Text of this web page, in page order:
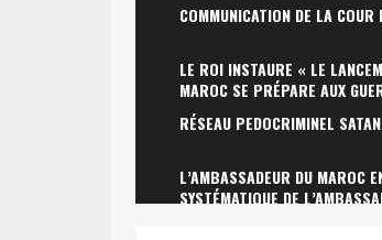
COMMUNICATION DE LA COUR
LE ROI INSTAURE « LE
MAROC SE PRÉPARE AUX
RÉSEAU PEDOCRIMINEL
L’AMBASSADEUR DU MAROC
SYSTÉMATIQUE DE